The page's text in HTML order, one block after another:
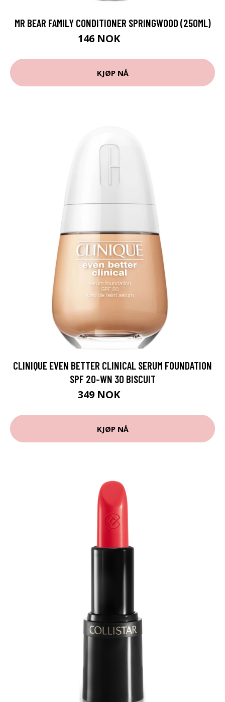
MR BEAR FAMILY CONDITIONER SPRINGWOOD (250ML)
146 NOK
KJØP NÅ
CLINIQUE EVEN BETTER CLINICAL SERUM FOUNDATION
SPF 20-WN 30 BISCUIT
349 NOK
KJØP NÅ